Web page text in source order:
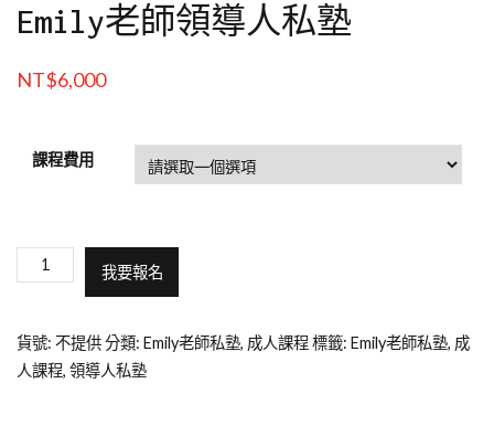
Emily老師領導人私塾
NT$6,000
課程費用
我要報名
貨號: 不提供分類: Emily老師私塾, 成人課程標籤: Emily老師私塾, 成
人課程, 領導人私塾